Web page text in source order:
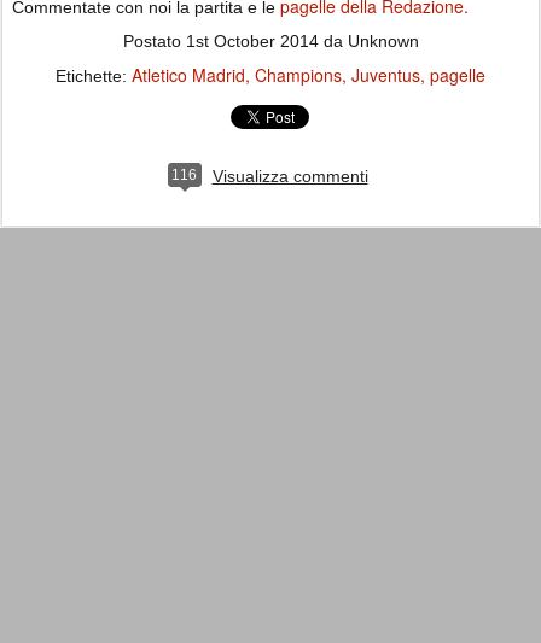
Commentate con noi la partita e le pagelle della Redazione.
Postato 1st October 2014da Unknown
Etichette: Atletico Madrid Champions Juventus pagelle
116 Visualizza commenti